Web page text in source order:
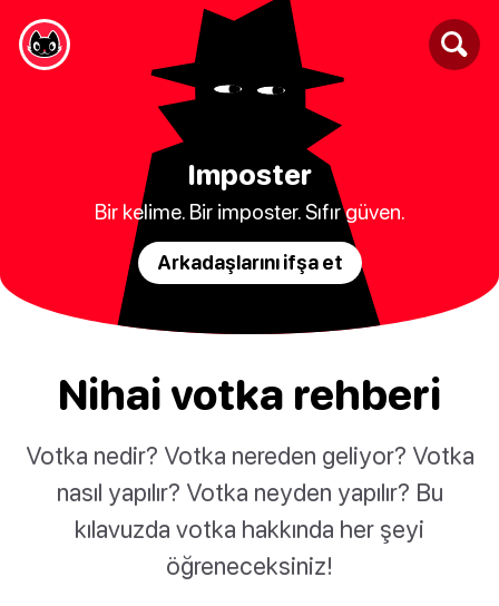
Imposter
Bir kelime. Bir imposter. Sıfır güven.
Arkadaşlarını ifşa et
Nihai votka rehberi
Votka nedir? Votka nereden geliyor? Votka
nasıl yapılır? Votka neyden yapılır? Bu
kılavuzda votka hakkında her şeyi
öğreneceksiniz!